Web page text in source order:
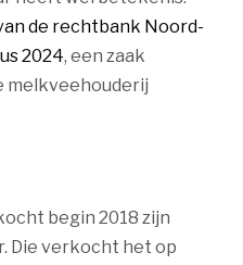
de rechtbank Noord-
2024, een zaak
melkveehouderij
begin 2018 zijn
Die verkocht het op